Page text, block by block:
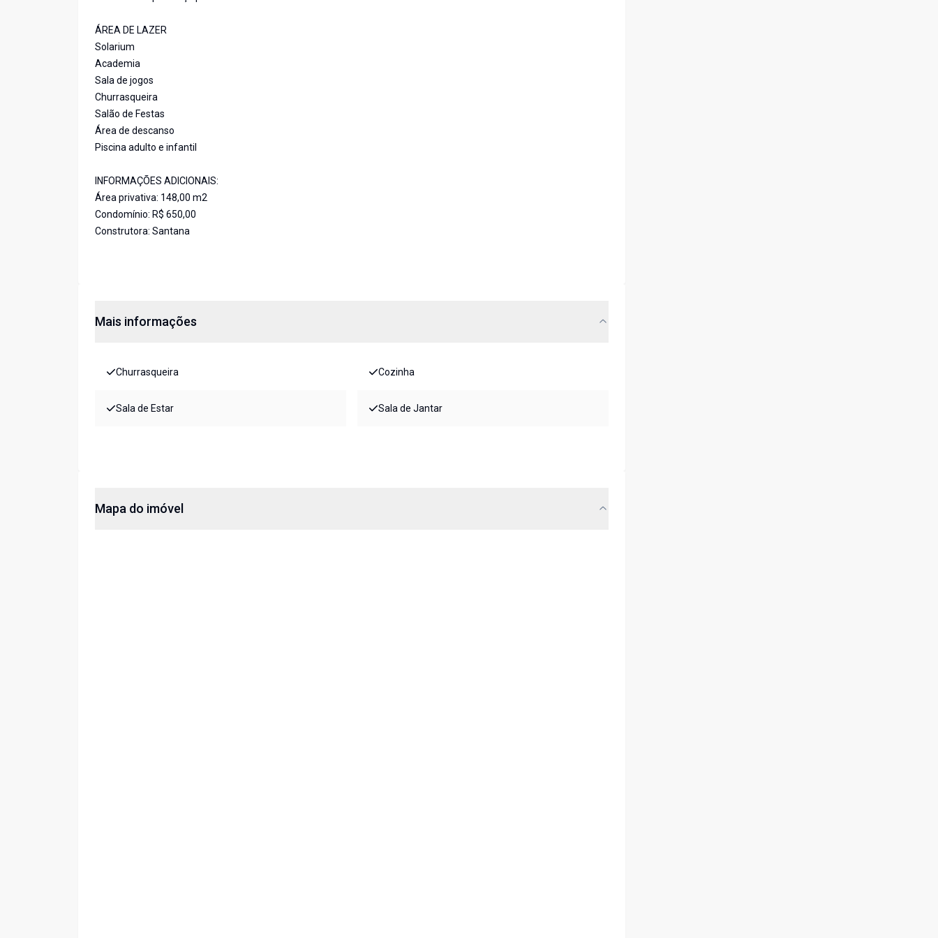
ÁREA DE LAZER
Solarium
Academia
Sala de jogos
Churrasqueira
Salão de Festas
Área de descanso
Piscina adulto e infantil
INFORMAÇÕES ADICIONAIS:
Área privativa: 148,00 m2
Condomínio: R$ 650,00
Construtora: Santana
Mais informações
Churrasqueira Cozinha
Sala de Estar Sala de Jantar
Mapa do imóvel